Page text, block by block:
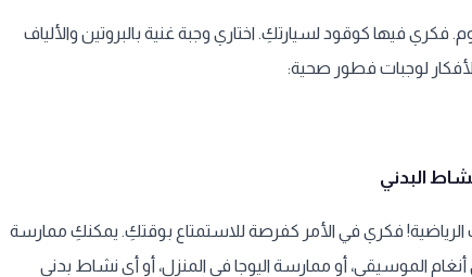
فيها كوقود لسيارتكِ. اختاري وجبة غنية بالبروتين والألياف
لوجبات فطور صحية:
الرياضية! فكري في الأمر كفرصة للاستمتاع بوقتكِ. يمكنكِ ممارسة
الموسيقى، أو ممارسة اليوجا في المنزل، أو أي نشاط بدني